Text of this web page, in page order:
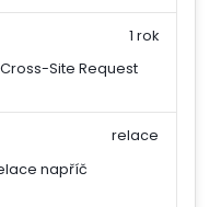
Site Request
1 rok
napříč
relace